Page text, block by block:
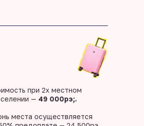
при 2х местном
— 49 000рэ;.
места осуществляется